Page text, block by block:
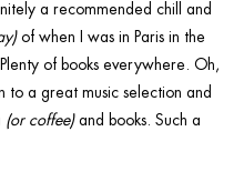
a recommended chill and
of when I was in Paris in the
. Plenty of books everywhere. Oh,
to a great music selection and
(or coffee) and books. Such a